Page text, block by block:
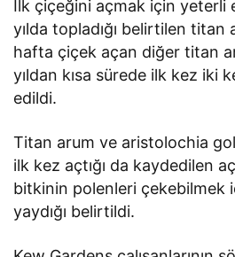
İlk çiçeğini açmak için yeterli
yılda topladığı belirtilen titan
hafta çiçek açan diğer titan
yıldan kısa sürede ilk kez iki
edildi.
Titan arum ve aristolochia
ilk kez açtığı da kaydedilen
bitkinin polenleri çekebilmek
yaydığı belirtildi.